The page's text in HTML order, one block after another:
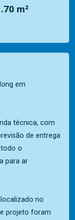
m²
em
técnica, com
de entrega
o
para ar
no
projeto foram